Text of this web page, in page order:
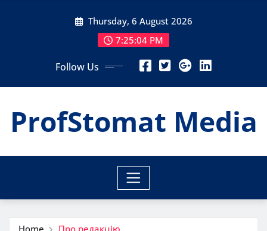
Thursday, 6 August 2026
7:25:05 PM
Follow Us
ProfStomat Media
Home Про редакцію